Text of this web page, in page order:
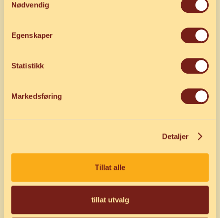
Nødvendig
Egenskaper
Statistikk
Markedsføring
Detaljer
Tillat alle
tillat utvalg
Stikk innom oss på Circle K Stokke – vi gjør klar
Hvor finner du oss?
Pizzabakeren Stokke– hos Circle K Stokke.
Nyåpnet pizzabakeri hos Circle K Stokke
Bli PB-venn eller PB-bedrift for ekstra
Finn din lokale Pizzabakeren via søkefeltet -